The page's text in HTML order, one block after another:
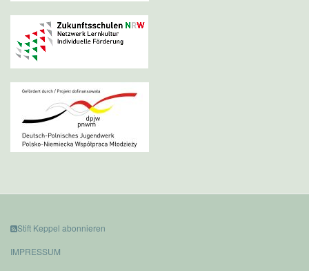
Stift Keppel abonnieren
IMPRESSUM